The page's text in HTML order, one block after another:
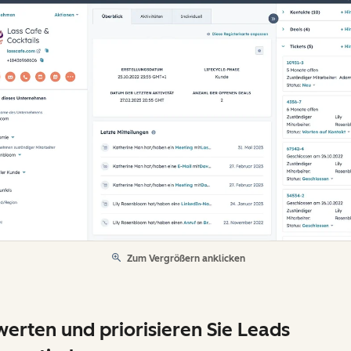
Zum Vergrößern anklicken
und priorisieren Sie Leads